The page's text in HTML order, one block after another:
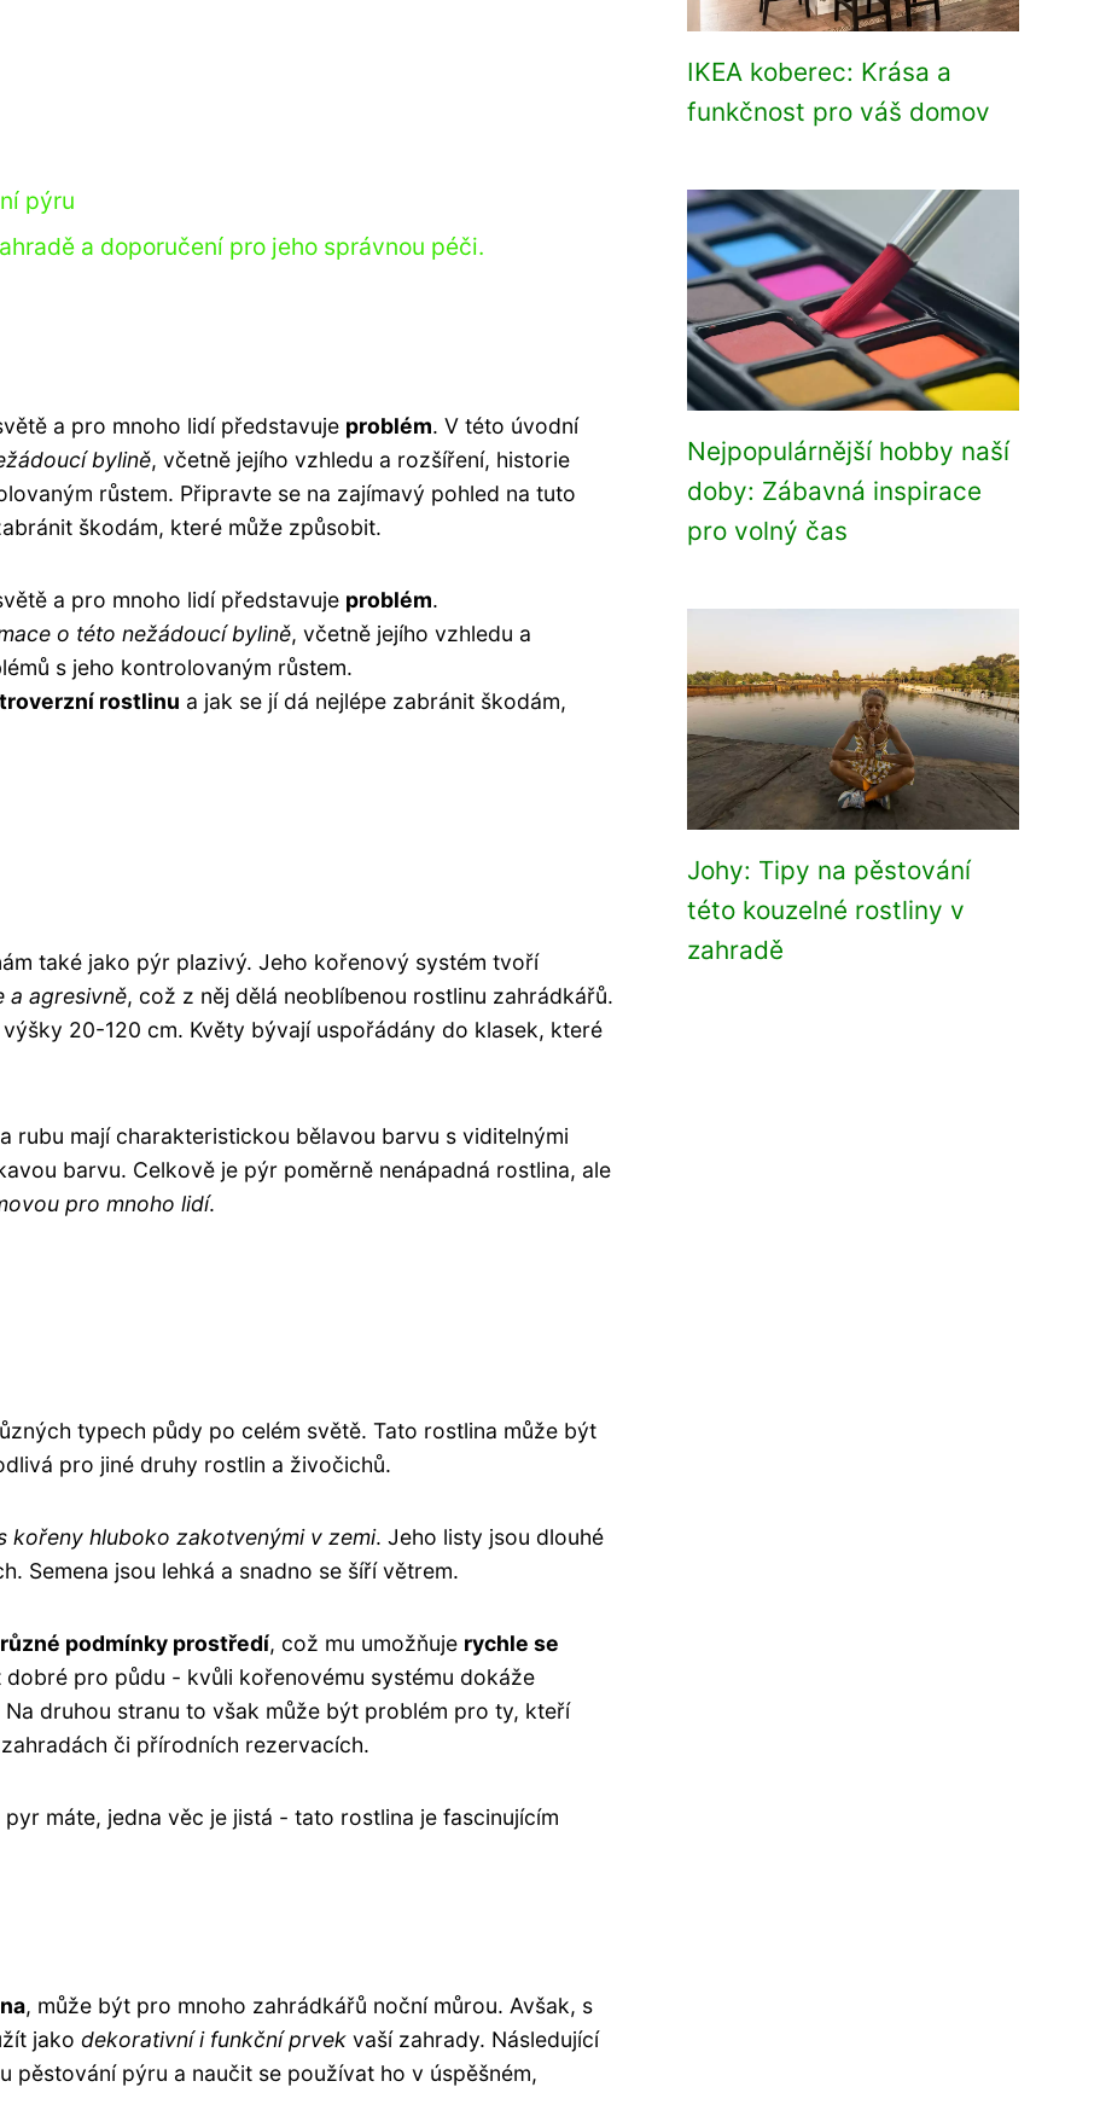
pýru
a doporučení pro jeho správnou péči.
a pro mnoho lidí představuje problém. V této úvodní
bylině, včetně jejího vzhledu a rozšíření, historie
růstem. Připravte se na zajímavý pohled na tuto
škodám, které může způsobit.
a pro mnoho lidí představuje problém.
o této nežádoucí bylině, včetně jejího vzhledu a
s jeho kontrolovaným růstem.
rostlinu a jak se jí dá nejlépe zabránit škodám,
také jako pýr plazivý. Jeho kořenový systém tvoří
a agresivně, což z něj dělá neoblíbenou rostlinu zahrádkářů.
20-120 cm. Květy bývají uspořádány do klasek, které
rubu mají charakteristickou bělavou barvu s viditelnými
barvu. Celkově je pýr poměrně nenápadná rostlina, ale
pro mnoho lidí.
typech půdy po celém světě. Tato rostlina může být
pro jiné druhy rostlin a živočichů.
kořeny hluboko zakotvenými v zemi. Jeho listy jsou dlouhé
Semena jsou lehká a snadno se šíří větrem.
podmínky prostředí, což mu umožňuje rychle se
dobré pro půdu - kvůli kořenovému systému dokáže
druhou stranu to však může být problém pro ty, kteří
či přírodních rezervacích.
máte, jedna věc je jistá - tato rostlina je fascinujícím
, může být pro mnoho zahrádkářů noční můrou. Avšak, s
jako dekorativní i funkční prvek vaší zahrady. Následující
pěstování pýru a naučit se používat ho v úspěšném,
IKEA koberec: Krása a
funkčnost pro váš domov
Nejpopulárnější hobby naší
doby: Zábavná inspirace
pro volný čas
Johy: Tipy na pěstování
této kouzelné rostliny v
zahradě